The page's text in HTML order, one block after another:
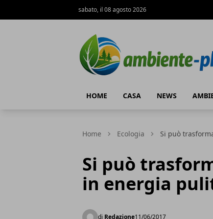
sabato, il 08 agosto 2026
HOME CASA NEWS
Home Ecologia Si può
Si può
in energia
di Redazione11/06/2017